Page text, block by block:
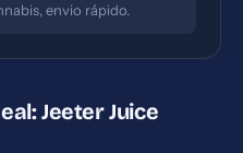
envio rápido.
Jeeter Juice